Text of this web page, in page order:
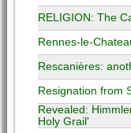
RELIGION: The
Rennes-le-
Rescanières:
Resignation from
Revealed:
Holy Grail'